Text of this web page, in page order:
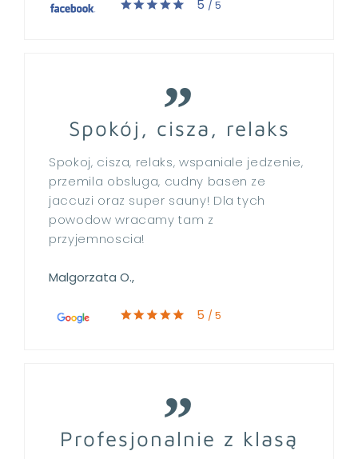
5 / 5
Spokój, cisza, relaks
Spokoj, cisza, relaks, wspaniale jedzenie,
przemila obsluga, cudny basen ze
jaccuzi oraz super sauny! Dla tych
powodow wracamy tam z
przyjemnoscia!
Malgorzata O.,
5 / 5
Profesjonalnie z klasą